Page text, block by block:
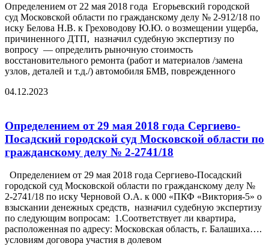
Определением от 22 мая 2018 года Егорьевский городской
суд Московской области по гражданскому делу № 2-912/18 по
иску Белова Н.В. к Греховодову Ю.Ю. о возмещении ущерба,
причиненного ДТП, назначил судебную экспертизу по
вопросу — определить рыночную стоимость
восстановительного ремонта (работ и материалов /замена
узлов, деталей и т.д./) автомобиля БМВ, поврежденного
04.12.2023
Определением от 29 мая 2018 года Сергиево-
Посадский городской суд Московской области по
гражданскому делу № 2-2741/18
Определением от 29 мая 2018 года Сергиево-Посадский
городской суд Московской области по гражданскому делу №
2-2741/18 по иску Черновой О.А. к 000 «ПКФ «Виктория-5» о
взыскании денежных средств, назначил судебную экспертизу
по следующим вопросам: 1.Соответствует ли квартира,
расположенная по адресу: Московская область, г. Балашиха….
условиям договора участия в долевом